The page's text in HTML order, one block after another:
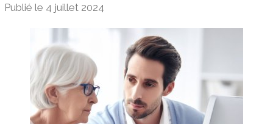
Publié le 4 juillet 2024